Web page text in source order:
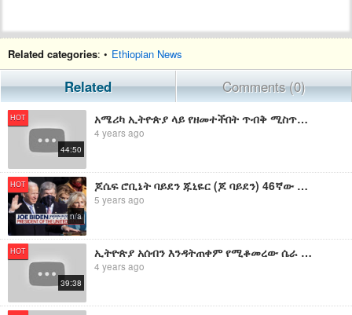
Related categories: • Ethiopian News
Related Comments (0)
HOT
44:50
አሜሪካ ኢትዮጵያ ላይ የዘመተችበት ጥብቅ ሚስጥር ተጋለጠ | ጠ/ሚ አብይ ላይ እየተሴረ ያለው ሴራ | ባይደን የኢትዮጵያን ብሔራዊ ክብር ደፍሯል
4 years ago
HOT
n/a
ጆሴፍ ሮቢኔት ባይደን ጁኒዬር (ጆ ባይደን) 46ኛው የአሜሪካ ፕሬዝዳንት ሆነው ቃለመሃላ ፈጸሙ
5 years ago
HOT
39:38
ኢትዮጵያ አሰብን እንዳትጠቀም የሚቆመረው ሴራ | ኢትዮጵያ የባህር ሃይል እንዳይኖራት የተፈለገበት ሚስጥር
4 years ago